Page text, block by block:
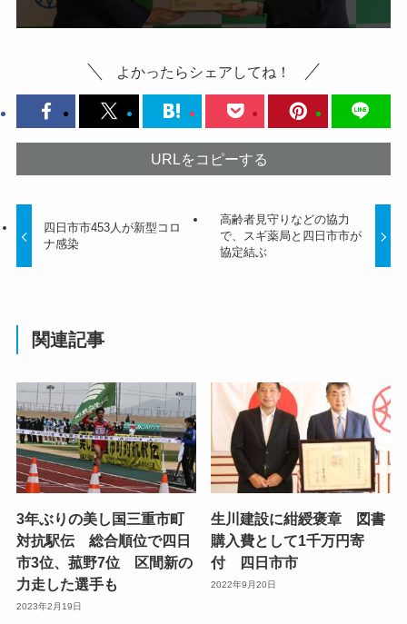
よかったらシェアしてね！
URLをコピーする
四日市市453人が新型コロ
ナ感染
高齢者見守りなどの協力
で、スギ薬局と四日市市が
協定結ぶ
関連記事
3年ぶりの美し国三重市町
対抗駅伝 総合順位で四日
市3位、菰野7位 区間新の
力走した選手も
2023年2月19日
生川建設に紺綬褒章 図書
購入費として1千万円寄
付 四日市市
2022年9月20日